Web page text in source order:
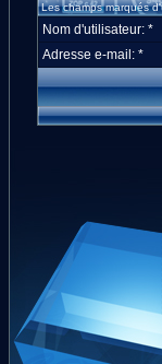
Les champs marqués
Nom d'utilisateur: *
Adresse e-mail: *